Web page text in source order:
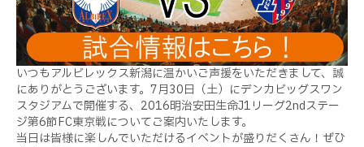
いつもアルビレックス新潟に温かいご声援をいただきまして、誠
にありがとうございます。7月30日（土）にデンカビッグスワン
スタジアムで開催する、2016明治安田生命J1リーグ2ndステー
ジ第6節FC東京戦についてご案内いたします。
当日は皆様に楽しんでいただけるイベントが盛りだくさん！ぜひ